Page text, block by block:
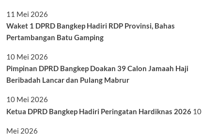
11 Mei 2026
Waket 1 DPRD Bangkep Hadiri RDP Provinsi, Bahas
Pertambangan Batu Gamping
10 Mei 2026
Pimpinan DPRD Bangkep Doakan 39 Calon Jamaah Haji
Beribadah Lancar dan Pulang Mabrur
10 Mei 2026
Ketua DPRD Bangkep Hadiri Peringatan Hardiknas 2026 10
Mei 2026